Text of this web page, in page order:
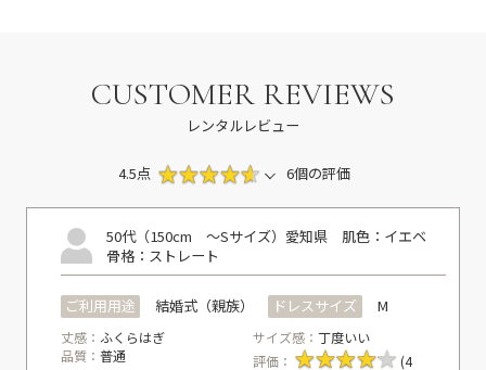
CUSTOMER REVIEWS
レンタルレビュー
4.5点 6個の評価
50代（150cm ～Sサイズ） 愛知県 肌色：イエベ
骨格：ストレート
ご利用用途 結婚式（親族） ドレスサイズ M
丈感： ふくらはぎ サイズ感：丁度いい
品質： 普通 評価： (4